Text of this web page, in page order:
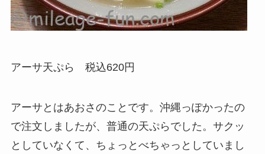
アーサ天ぷら 税込620円
アーサとはあおさのことです。沖縄っぽかったの
で注文しましたが、普通の天ぷらでした。サクッ
としていなくて、ちょっとべちゃっとしていまし